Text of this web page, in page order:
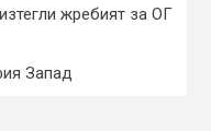
жребият за ОГ
Запад